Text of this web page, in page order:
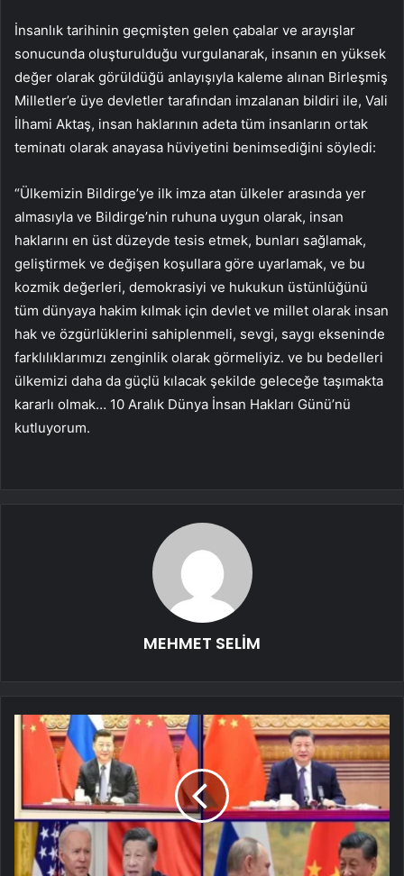
İnsanlık tarihinin geçmişten gelen çabalar ve arayışlar
sonucunda oluşturulduğu vurgulanarak, insanın en yüksek
değer olarak görüldüğü anlayışıyla kaleme alınan Birleşmiş
Milletler’e üye devletler tarafından imzalanan bildiri ile, Vali
İlhami Aktaş, insan haklarının adeta tüm insanların ortak
teminatı olarak anayasa hüviyetini benimsediğini söyledi:
“Ülkemizin Bildirge’ye ilk imza atan ülkeler arasında yer
almasıyla ve Bildirge’nin ruhuna uygun olarak, insan
haklarını en üst düzeyde tesis etmek, bunları sağlamak,
geliştirmek ve değişen koşullara göre uyarlamak, ve bu
kozmik değerleri, demokrasiyi ve hukukun üstünlüğünü
tüm dünyaya hakim kılmak için devlet ve millet olarak insan
hak ve özgürlüklerini sahiplenmeli, sevgi, saygı ekseninde
farklılıklarımızı zenginlik olarak görmeliyiz. ve bu bedelleri
ülkemizi daha da güçlü kılacak şekilde geleceğe taşımakta
kararlı olmak… 10 Aralık Dünya İnsan Hakları Günü’nü
kutluyorum.
MEHMET SELİM